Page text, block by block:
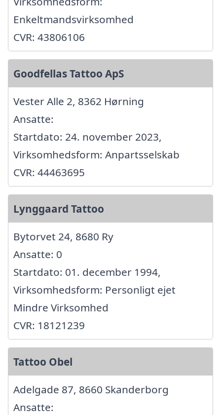
Enkeltmandsvirksomhed
CVR: 43806106
Goodfellas Tattoo ApS
Vester Alle 2, 8362 Hørning
Ansatte:
Startdato: 24. november 2023,
Virksomhedsform: Anpartsselskab
CVR: 44463695
Lynggaard Tattoo
Bytorvet 24, 8680 Ry
Ansatte: 0
Startdato: 01. december 1994,
Virksomhedsform: Personligt ejet
Mindre Virksomhed
CVR: 18121239
Tattoo Obel
Adelgade 87, 8660 Skanderborg
Ansatte: